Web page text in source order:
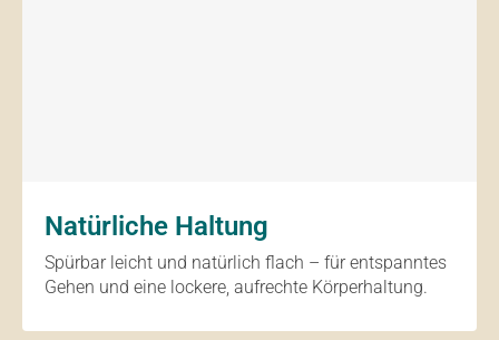
Natürliche Haltung
Spürbar leicht und natürlich flach – für entspanntes
Gehen und eine lockere, aufrechte Körperhaltung.